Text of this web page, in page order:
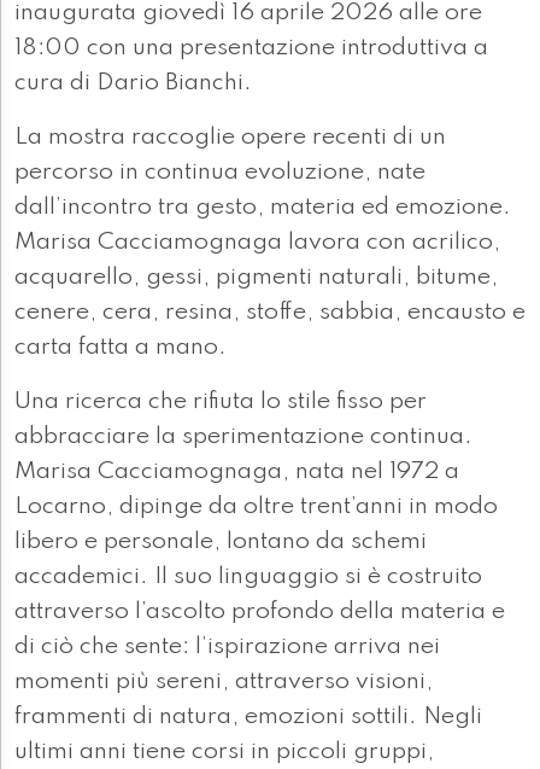
inaugurata giovedì 16 aprile 2026 alle ore
18:00 con una presentazione introduttiva a
cura di Dario Bianchi.
La mostra raccoglie opere recenti di un
percorso in continua evoluzione, nate
dall’incontro tra gesto, materia ed emozione.
Marisa Cacciamognaga lavora con acrilico,
acquarello, gessi, pigmenti naturali, bitume,
cenere, cera, resina, stoffe, sabbia, encausto e
carta fatta a mano.
Una ricerca che rifiuta lo stile fisso per
abbracciare la sperimentazione continua.
Marisa Cacciamognaga, nata nel 1972 a
Locarno, dipinge da oltre trent’anni in modo
libero e personale, lontano da schemi
accademici. Il suo linguaggio si è costruito
attraverso l’ascolto profondo della materia e
di ciò che sente: l’ispirazione arriva nei
momenti più sereni, attraverso visioni,
frammenti di natura, emozioni sottili. Negli
ultimi anni tiene corsi in piccoli gruppi,